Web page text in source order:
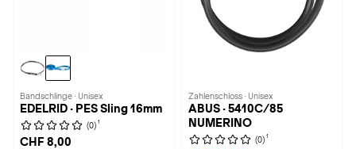
Bandschlinge · Unisex
EDELRID · PES Sling 16mm
(0) 1
CHF 8,00
Zahlenschloss · Unisex
ABUS · 5410C/85
NUMERINO
(0) 1